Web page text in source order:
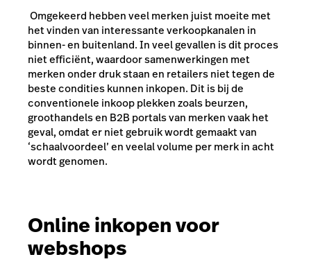
Omgekeerd hebben veel merken juist moeite met
het vinden van interessante verkoopkanalen in
binnen- en buitenland. In veel gevallen is dit proces
niet efficiënt, waardoor samenwerkingen met
merken onder druk staan en retailers niet tegen de
beste condities kunnen inkopen. Dit is bij de
conventionele inkoop plekken zoals beurzen,
groothandels en B2B portals van merken vaak het
geval, omdat er niet gebruik wordt gemaakt van
‘schaalvoordeel’ en veelal volume per merk in acht
wordt genomen.
Online inkopen voor
webshops